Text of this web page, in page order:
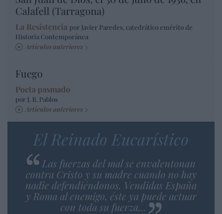
Calafell (Tarragona)
La Resistencia por Javier Paredes, catedrático emérito de
Historia Contemporánea
Artículos anteriores
Fuego
Poeta pasmado
por J. R. Pablos
Artículos anteriores
El Reinado Eucarístico
Las fuerzas del mal se envalentonan
contra Cristo y su madre cuando no hay
nadie defendiéndonos. Vendidas España
y Roma al enemigo, éste ya puede actuar
con toda su fuerza…